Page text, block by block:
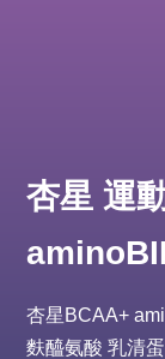
杏星 運
杏星BCAA+
麩醯氨酸 乳清